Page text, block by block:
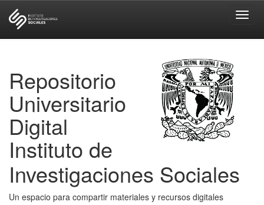
Repositorio
Universitario
Digital
Instituto de
Investigaciones Sociales
Un espacio para compartir materiales y recursos digitales